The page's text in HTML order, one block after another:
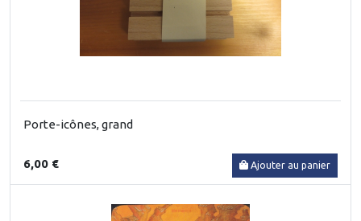
Porte-icônes, grand
6,00 € Ajouter au panier